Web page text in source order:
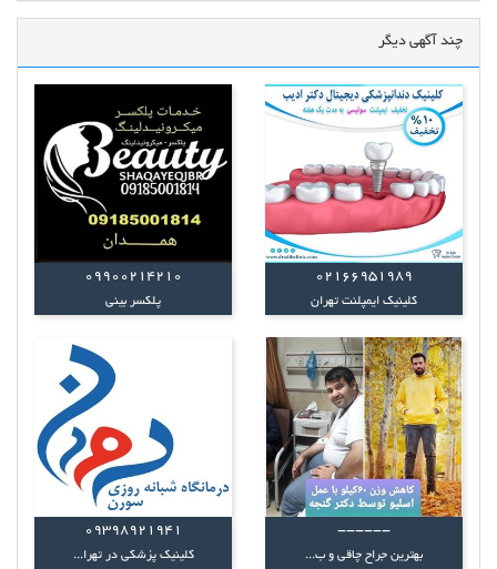
چند آگهی دیگر
02166951989
کلینیک ایمپلنت تهران
09900214210
پلکسر بینی
------
بهترین جراح چاقی و ب...
09398921941
کلینیک پزشکی در تهرا...